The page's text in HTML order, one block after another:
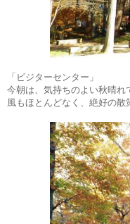
「ビジターセンター」
今朝は、気持ちのよい秋晴れ
風もほとんどなく、絶好の散